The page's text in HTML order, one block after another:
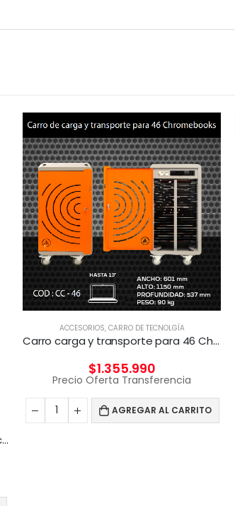
Control Remoto Proyector Viewsonic Q-3101, Pt5075, Px702hd
ACCESORIOS, CARRO DE TECNOLGÍA
Carro carga y transporte para 46 Chromebook
$1.355.990
Precio Oferta Transferencia
AGREGAR AL CARRITO